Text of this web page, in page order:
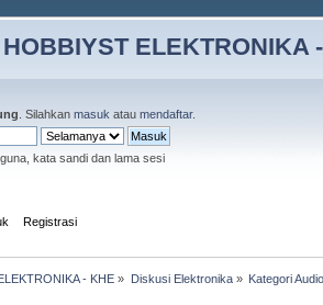
ELEKTRONIKA
. Silahkan masuk atau mendaftar.
kata sandi dan lama sesi
Registrasi
- KHE » Diskusi Elektronika» Kategori Audio